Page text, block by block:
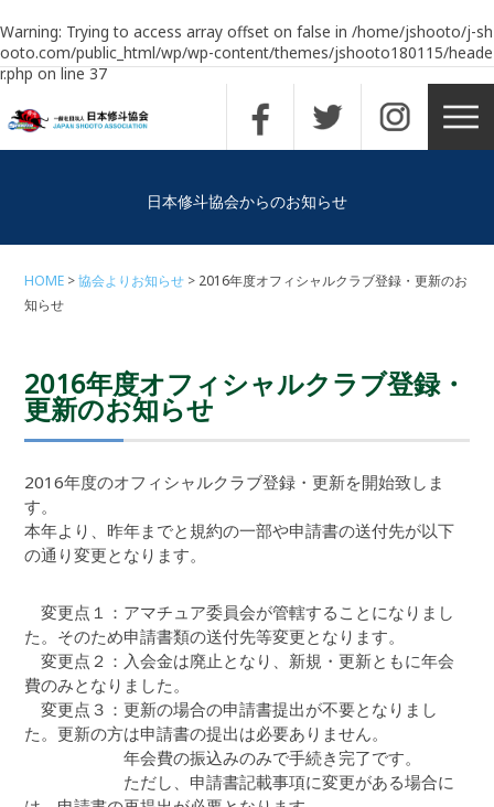
Warning: Trying to access array offset on false in /home/jshooto/j-sh
ooto.com/public_html/wp/wp-content/themes/jshooto180115/heade
r.phpon line37
日本修斗協会からのお知らせ
HOME 協会よりお知らせ
2016年度オフィシャルクラブ登録・更新のお
知らせ
2016年度オフィシャルクラブ登録・
更新のお知らせ
2016年度のオフィシャルクラブ登録・更新を開始致しま
す。
本年より、昨年までと規約の一部や申請書の送付先が以下
の通り変更となります。
変更点１：アマチュア委員会が管轄することになりまし
た。そのため申請書類の送付先等変更となります。
変更点２：入会金は廃止となり、新規・更新ともに年会
費のみとなりました。
変更点３：更新の場合の申請書提出が不要となりまし
た。更新の方は申請書の提出は必要ありません。
年会費の振込みのみで手続き完了です。
ただし、申請書記載事項に変更がある場合に